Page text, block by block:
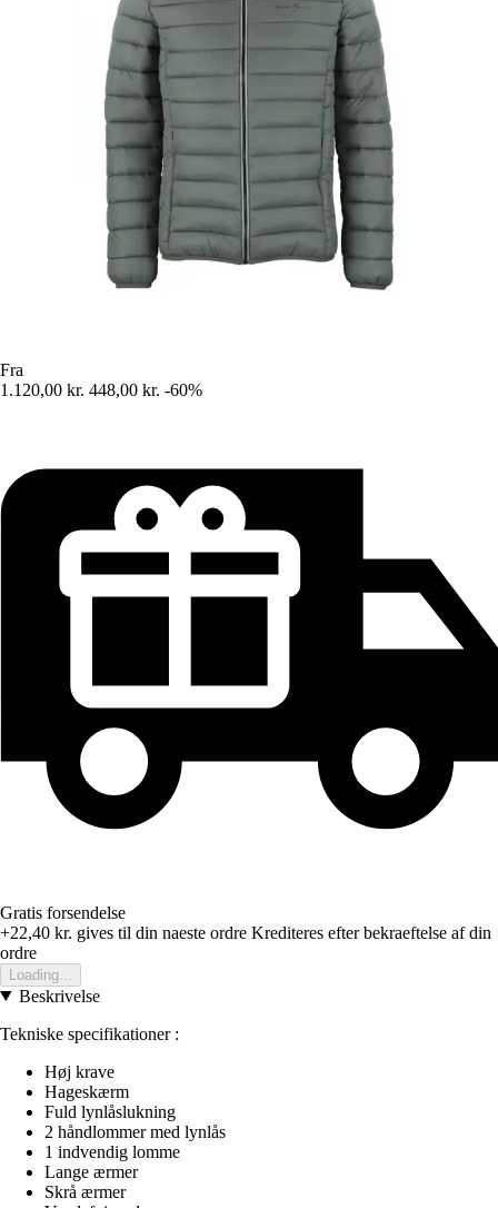
Fra
1.120,00 kr. 448,00 kr. -60%
Gratis forsendelse
+22,40 kr. gives til din naeste ordre Krediteres efter bekraeftelse af din
ordre
Loading...
Beskrivelse
Tekniske specifikationer :
Høj krave
Hageskærm
Fuld lynlåslukning
2 håndlommer med lynlås
1 indvendig lomme
Lange ærmer
Skrå ærmer